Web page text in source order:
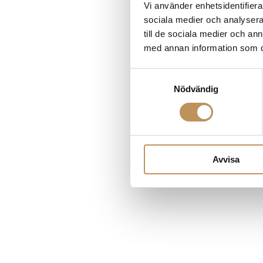
Vi använder
sociala medier och
till de sociala medier och
med annan information som
Nödvändig
Avvisa
Application